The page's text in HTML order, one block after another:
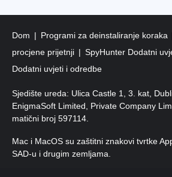
Dom Programi za deinstaliranje koraka
procjene prijetnji
SpyHunter Dodatni
Dodatni uvjeti i odredbe
Sjedište ureda: Ulica Castle 1, 3. kat,
EnigmaSoft Limited, Private Company
matični broj 597114.
Mac i MacOS su zaštitni znakovi tvrtke
SAD-u i drugim zemljama.